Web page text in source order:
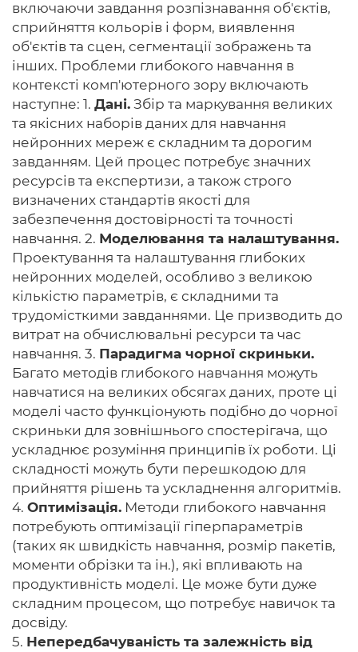
включаючи завдання розпізнавання об'єктів,
сприйняття кольорів і форм, виявлення
об'єктів та сцен, сегментації зображень та
інших. Проблеми глибокого навчання в
контексті комп'ютерного зору включають
наступне: 1. Дані. Збір та маркування великих
та якісних наборів даних для навчання
нейронних мереж є складним та дорогим
завданням. Цей процес потребує значних
ресурсів та експертизи, а також строго
визначених стандартів якості для
забезпечення достовірності та точності
навчання. 2. Моделювання та налаштування.
Проектування та налаштування глибоких
нейронних моделей, особливо з великою
кількістю параметрів, є складними та
трудомісткими завданнями. Це призводить до
витрат на обчислювальні ресурси та час
навчання. 3. Парадигма чорної скриньки.
Багато методів глибокого навчання можуть
навчатися на великих обсягах даних, проте ці
моделі часто функціонують подібно до чорної
скриньки для зовнішнього спостерігача, що
ускладнює розуміння принципів їх роботи. Ці
складності можуть бути перешкодою для
прийняття рішень та ускладнення алгоритмів.
4. Оптимізація. Методи глибокого навчання
потребують оптимізації гіперпараметрів
(таких як швидкість навчання, розмір пакетів,
моменти обрізки та ін.), які впливають на
продуктивність моделі. Це може бути дуже
складним процесом, що потребує навичок та
досвіду.
5. Непередбачуваність та залежність від
Вхiд